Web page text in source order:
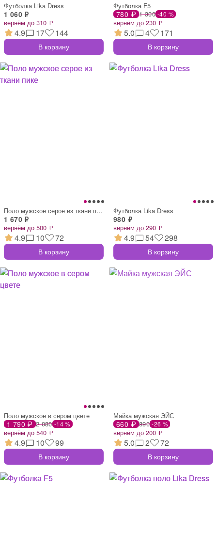
Футболка Lika Dress
1 060 ₽
вернём до 310 ₽
4.9 17 144
В корзину
Футболка F5
780 ₽ 1 300 -40 %
вернём до 230 ₽
5.0 4 171
В корзину
Поло мужское серое из ткани пике
1 670 ₽
вернём до 500 ₽
4.9 10 72
В корзину
Футболка Lika Dress
980 ₽
вернём до 290 ₽
4.9 54 298
В корзину
Поло мужское в сером цвете
1 790 ₽ 2 080 -14 %
вернём до 540 ₽
4.9 10 99
В корзину
Майка мужская ЭЙС
660 ₽ 890 -26 %
вернём до 200 ₽
5.0 2 72
В корзину